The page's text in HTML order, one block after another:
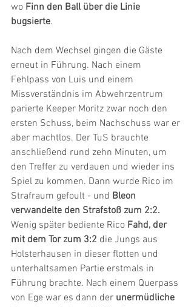
wo Finn den Ball über die Linie
bugsierte.
Nach dem Wechsel gingen die Gäste
erneut in Führung. Nach einem
Fehlpass von Luis und einem
Missverständnis im Abwehrzentrum
parierte Keeper Moritz zwar noch den
ersten Schuss, beim Nachschuss war er
aber machtlos. Der TuS brauchte
anschließend rund zehn Minuten, um
den Treffer zu verdauen und wieder ins
Spiel zu kommen. Dann wurde Rico im
Strafraum gefoult - und Bleon
verwandelte den Strafstoß zum 2:2.
Wenig später bediente Rico Fahd, der
mit dem Tor zum 3:2 die Jungs aus
Holsterhausen in dieser flotten und
unterhaltsamen Partie erstmals in
Führung brachte. Nach einem Querpass
von Ege war es dann der unermüdliche